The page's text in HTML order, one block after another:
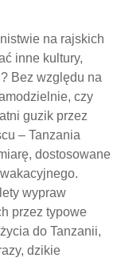
na rajskich
inne kultury,
Bez względu na
czy
guzik przez
– Tanzania
dostosowane
wypraw
przez typowe
do Tanzanii,
dzikie